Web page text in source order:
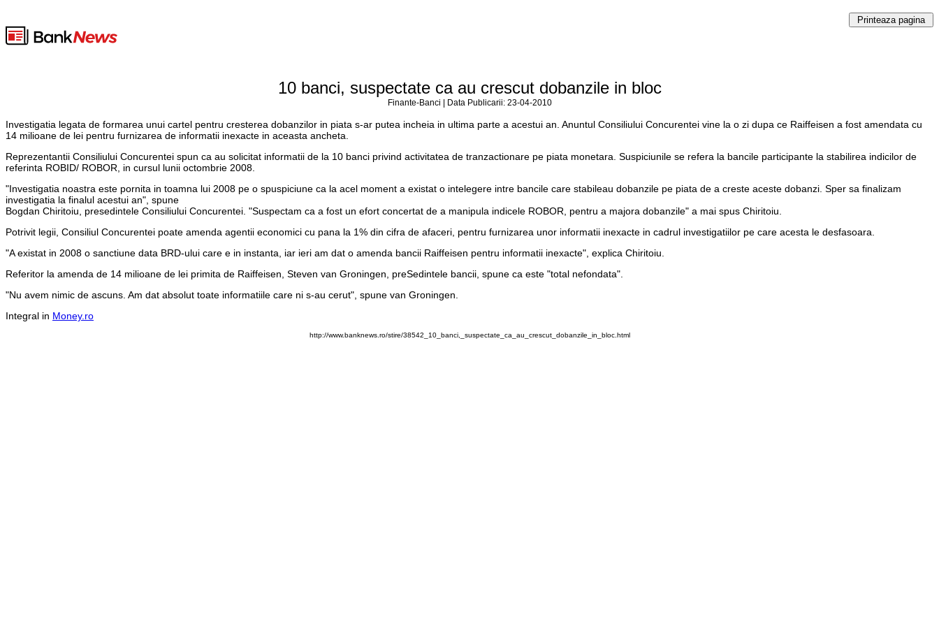
10 banci, suspectate ca au crescut dobanzile in bloc
Finante-Banci | Data Publicarii: 23-04-2010
Investigatia legata de formarea unui cartel pentru cresterea dobanzilor in piata s-ar putea incheia in ultima parte a acestui an. Anuntul Consiliului Concurentei vine la o zi dupa ce Raiffeisen a fost amendata cu
14 milioane de lei pentru furnizarea de informatii inexacte in aceasta ancheta.
Reprezentantii Consiliului Concurentei spun ca au solicitat informatii de la 10 banci privind activitatea de tranzactionare pe piata monetara. Suspiciunile se refera la bancile participante la stabilirea indicilor de
referinta ROBID/ ROBOR, in cursul lunii octombrie 2008.
"Investigatia noastra este pornita in toamna lui 2008 pe o spuspiciune ca la acel moment a existat o intelegere intre bancile care stabileau dobanzile pe piata de a creste aceste dobanzi. Sper sa finalizam
investigatia la finalul acestui an", spune
Bogdan Chiritoiu, presedintele Consiliului Concurentei. "Suspectam ca a fost un efort concertat de a manipula indicele ROBOR, pentru a majora dobanzile" a mai spus Chiritoiu.
Potrivit legii, Consiliul Concurentei poate amenda agentii economici cu pana la 1% din cifra de afaceri, pentru furnizarea unor informatii inexacte in cadrul investigatiilor pe care acesta le desfasoara.
"A existat in 2008 o sanctiune data BRD-ului care e in instanta, iar ieri am dat o amenda bancii Raiffeisen pentru informatii inexacte", explica Chiritoiu.
Referitor la amenda de 14 milioane de lei primita de Raiffeisen, Steven van Groningen, preSedintele bancii, spune ca este "total nefondata".
"Nu avem nimic de ascuns. Am dat absolut toate informatiile care ni s-au cerut", spune van Groningen.
Integral in Money.ro
http://www.banknews.ro/stire/38542_10_banci,_suspectate_ca_au_crescut_dobanzile_in_bloc.html